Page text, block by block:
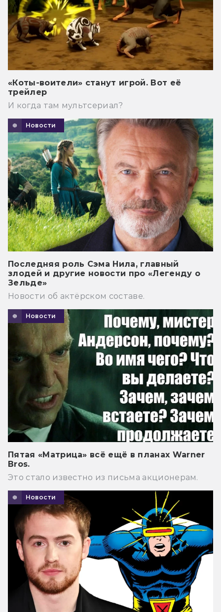
«Коты-воители» станут игрой. Вот её
трейлер
И когда там мультсериал?
Новости
Последняя роль Сэма Нила, главный
злодей и другие новости про «Легенду о
Зельде»
Новости об актёрском составе.
Новости
Пятая «Матрица» всё ещё в планах Warner
Bros.
Это стало известно из письма акционерам.
Новости